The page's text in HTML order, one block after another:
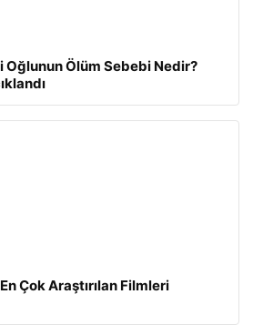
Oğlunun Ölüm Sebebi Nedir?
Çok Araştırılan Filmleri